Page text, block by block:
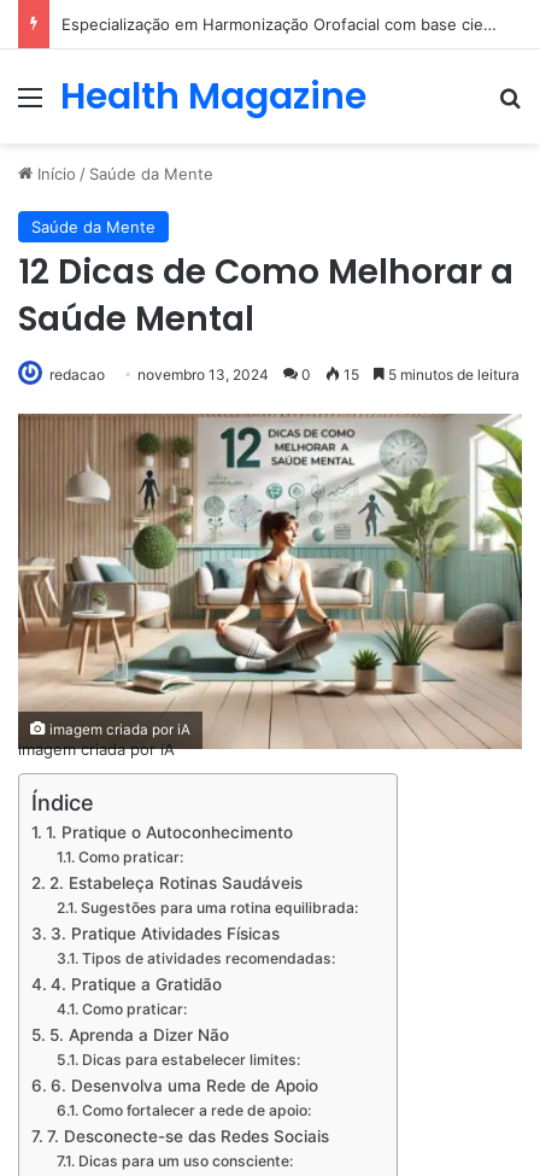
Especialização em Harmonização Orofacial com base científica
Menu
Health Magazine
Início / Saúde da Mente
Saúde da Mente
12 Dicas de Como Melhorar a
Saúde Mental
redacao novembro 13, 2024 0 15 5 minutos de leitura
imagem criada por iA
imagem criada por iA
Índice
1. Pratique o Autoconhecimento
Como praticar:
2. Estabeleça Rotinas Saudáveis
Sugestões para uma rotina equilibrada:
3. Pratique Atividades Físicas
Tipos de atividades recomendadas:
4. Pratique a Gratidão
Como praticar:
5. Aprenda a Dizer Não
Dicas para estabelecer limites:
6. Desenvolva uma Rede de Apoio
Como fortalecer a rede de apoio:
7. Desconecte-se das Redes Sociais
Dicas para um uso consciente: